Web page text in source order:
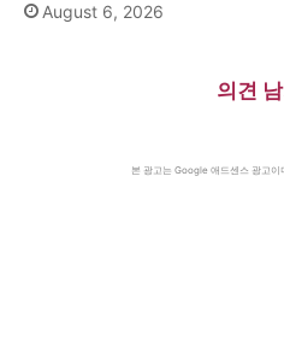
August 6, 2026
의견 남
본 광고는 Google 애드센스 광고이